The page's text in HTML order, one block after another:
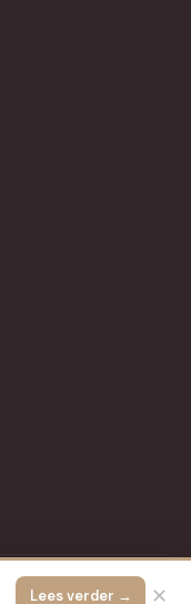
Alle rechten voorbehouden.
Lees verder → ✕